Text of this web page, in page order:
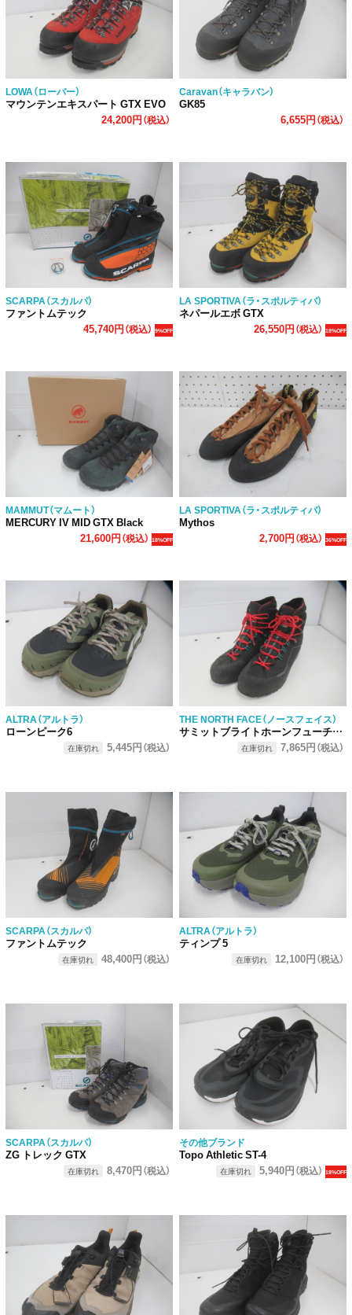
LOWA（ローバー）
マウンテンエキスパート GTX EVO
24,200円（税込）
Caravan（キャラバン）
GK85
6,655円（税込）
SCARPA（スカルパ）
ファントムテック
45,740円（税込） 9%OFF
LA SPORTIVA（ラ・スポルティバ）
ネパールエボ GTX
26,550円（税込） 18%OFF
MAMMUT（マムート）
MERCURY IV MID GTX Black
21,600円（税込） 18%OFF
LA SPORTIVA（ラ・スポルティバ）
Mythos
2,700円（税込） 36%OFF
ALTRA（アルトラ）
ローンピーク6
在庫切れ 5,445円（税込）
THE NORTH FACE（ノースフェイス）
サミットブライトホーンフューチャーライト
在庫切れ 7,865円（税込）
SCARPA（スカルパ）
ファントムテック
在庫切れ 48,400円（税込）
ALTRA（アルトラ）
ティンプ 5
在庫切れ 12,100円（税込）
SCARPA（スカルパ）
ZG トレック GTX
在庫切れ 8,470円（税込）
その他ブランド
Topo Athletic ST-4
在庫切れ 5,940円（税込） 18%OFF